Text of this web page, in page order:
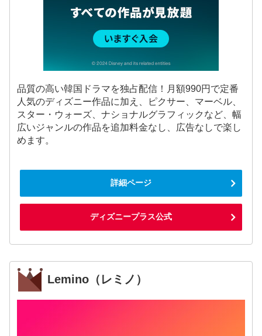
品質の高い韓国ドラマを独占配信！月額990円で定番
人気のディズニー作品に加え、ピクサー、マーベル、
スター・ウォーズ、ナショナルグラフィックなど、幅
広いジャンルの作品を追加料金なし、広告なしで楽し
めます。
詳細ページ
ディズニープラス公式
Lemino（レミノ）